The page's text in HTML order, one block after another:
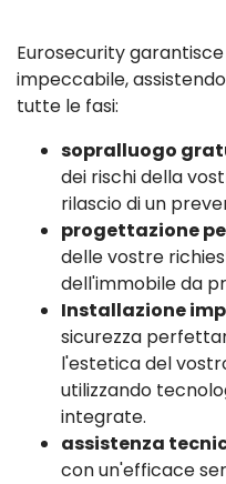
Eurosecurity
impeccabile,
tutte le fasi:
sopralluogo
dei rischi della
rilascio di un
progettazione
delle vostre
dell'immobile da
Installazione
sicurezza
l'estetica del
utilizzando
integrate.
assistenza
con un'efficace